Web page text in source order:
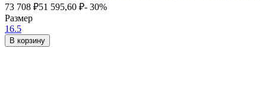
73 708 ₽51 595,60 ₽- 30%
Размер
16.5
В корзину